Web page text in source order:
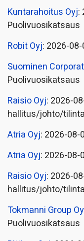
Kuntarahoitus Oyj:
Puolivuosikatsaus
Robit Oyj: 2026-
Suominen
Puolivuosikatsaus
Raisio Oyj: 2026-
hallitus/johto/
Atria Oyj: 2026-08-
Atria Oyj: 2026-08-
Raisio Oyj: 2026-
hallitus/johto/
Tokmanni Group
Puolivuosikatsaus